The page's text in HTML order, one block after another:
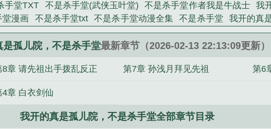
儿院，不是杀手堂》是我是牛战士精心创作的玄幻修真类小说。
手堂TXT 不是杀手堂(武侠玉叶堂) 不是杀手堂作者我是牛战士
我
漫画 不是杀手堂txt 不是杀手堂动漫全集 不是杀手堂
我开的真
不是杀手堂 在线阅读 不是杀手堂类别 不是杀手堂百度百科 我
是孤儿院不是杀手堂女主 不是杀手堂弟 不是杀手堂沙雕动画片免
! 不是杀手堂短剧 我开的真是孤儿院不是杀手堂百度 不是杀手堂
不是杀手堂乐文
尊骨 失去记忆后的世界 网游城市：圆海城 我和我的傻子魔尊
贱，我叛出家你哭啥 神龙诀之九龙剑诀 长城守望：副本序列001
是孤儿院，不是杀手堂最新章节（2026-02-13 22:13:09更新）
8章 请先祖出手拨乱反正 第7章 孙浅月拜见先祖 第6
4章 白衣剑仙
我开的真是孤儿院，不是杀手堂全部章节目录